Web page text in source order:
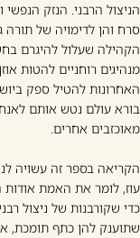
הניצול הרבני. הנזק
סרח והן לדימויה של תורה
הקהילה שעלול להיגרם
מנהיגים רוחניים להטות
האחרונות להטיל ספק
בורא עולם נטש אותם
מאוכזבים אחרים.
הקריאה בספר זה עשויה
עוז, לומר את האמת אודות
כדי שקורבנות של ניצול
שתוענק להן כתף תומכת,